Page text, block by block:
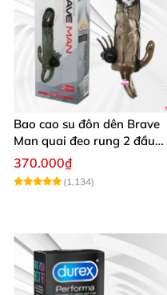
Bao cao su đôn dên Brave
Man quai đeo rung 2 đầu
nhánh phụ
370.000₫
(1,134)